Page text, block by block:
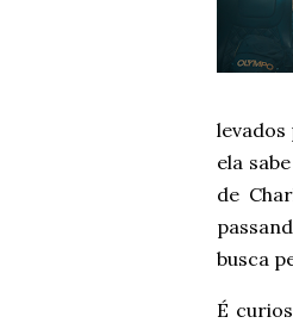
levados
ela
de
busca
É